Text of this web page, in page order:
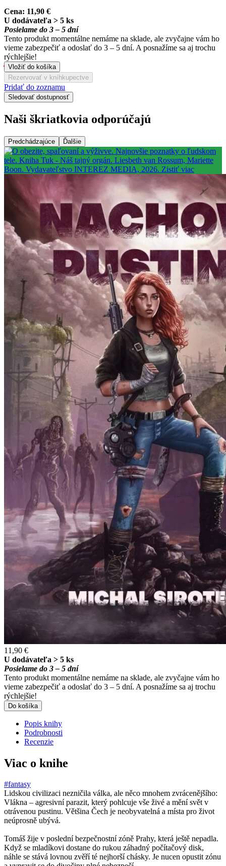
Cena: 11,90 €
U dodávateľa > 5 ks
Posielame do 3 – 5 dní
Tento produkt momentálne nemáme na sklade, ale zvyčajne vám ho
vieme zabezpečiť a odoslať do 3 – 5 dní. A posnažíme sa aj trochu
rýchlejšie!
Vložiť do košíka
Rezervovať v kníhkupectve
Pridať do zoznamu
Sledovať dostupnosť
Naši škriatkovia odporúčajú
Predchádzajúce Ďalšie
11,90 €
U dodávateľa > 5 ks
Posielame do 3 – 5 dní
Tento produkt momentálne nemáme na sklade, ale zvyčajne vám ho
vieme zabezpečiť a odoslať do 3 – 5 dní. A posnažíme sa aj trochu
rýchlejšie!
Do košíka
Popis knihy
Podrobnosti
Recenzie
Viac o knihe
#fantasy
Lidskou civilizaci nezničila válka, ale něco mnohem zvrácenějšího:
Vlákna – agresivní parazit, který pohlcuje vše živé a mění svět v
otrávenou pustinu. Většina Čech je neobyvatelná a místa pro život
neúprosně ubývá.
Tomáš žije v poslední bezpečnostní zóně Prahy, která ještě nepadla.
Když se mladíkovi dostane do rukou záhadný počítačový disk,
náhle se stává lovnou zvěří té nejhorší chásky. Je nucen opustit zónu